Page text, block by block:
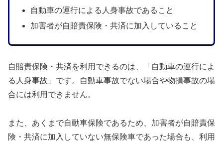
自動車の運行による人身事故であること
加害者が自賠責保険・共済に加入していること
自賠責保険・共済を利用できるのは、「自動車の運行によ
る人身事故」です。自動車事故でない場合や物損事故の場
合には利用できません。
また、あくまで自動車保険であるため、加害者が自賠責保
険・共済に加入していない無保険車であった場合も、利用